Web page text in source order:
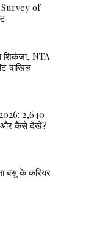
Survey of
NTA
दाखिल
2,640
और कैसे देखें?
बसु के करियर